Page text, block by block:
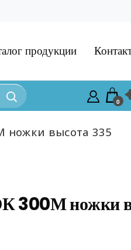
продукции
0
ножки высота 335
300М ножки